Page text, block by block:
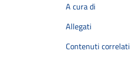
A cura di
Allegati
Contenuti correlati